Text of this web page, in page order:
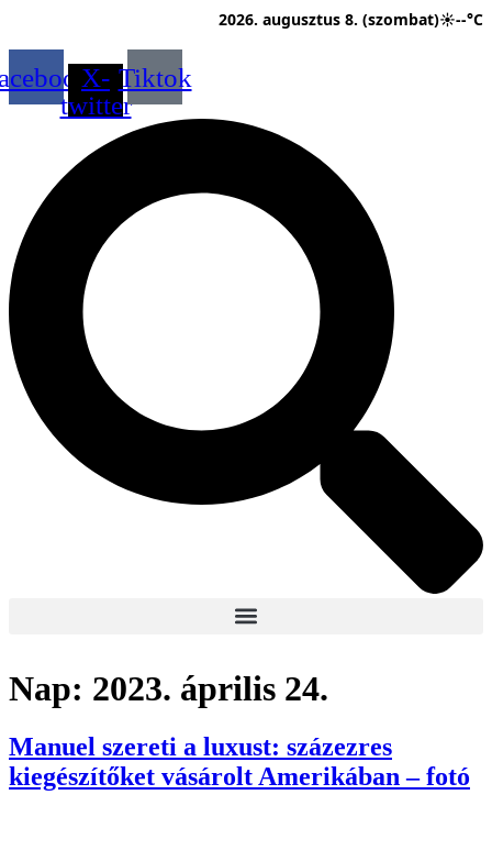
2026. augusztus 8. (szombat)☀--°C
X-
twitter
Tiktok
Nap: 2023. április 24.
Manuel szereti a luxust: százezres
kiegészítőket vásárolt Amerikában – fotó